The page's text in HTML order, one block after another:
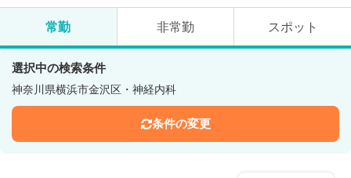
常勤 非常勤 スポット
選択中の検索条件
神奈川県横浜市金沢区・神経内科
条件の変更